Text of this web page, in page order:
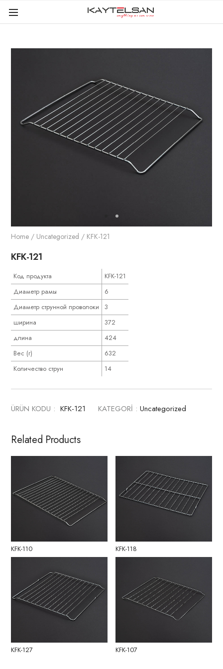
Home / Uncategorized / KFK-121
KFK-121
Код продукта
KFK-121
Диаметр рамы
6
Диаметр струнной проволоки
3
ширина
372
длина
424
Вес (г)
632
Количество струн
14
ÜRÜN KODU : KFK-121 KATEGORİ : Uncategorized
Related Products
KFK-110 KFK-118
KFK-127 KFK-107